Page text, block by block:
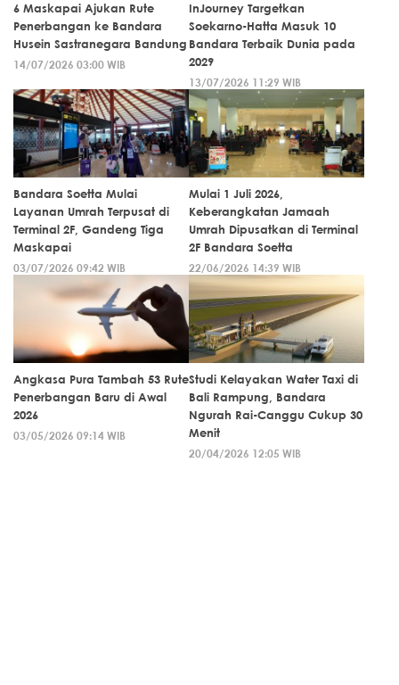
6 Maskapai Ajukan Rute
Penerbangan ke Bandara
Husein Sastranegara Bandung
14/07/2026 03:00 WIB
InJourney Targetkan
Soekarno-Hatta Masuk 10
Bandara Terbaik Dunia pada
2029
13/07/2026 11:29 WIB
Bandara Soetta Mulai
Layanan Umrah Terpusat di
Terminal 2F, Gandeng Tiga
Maskapai
03/07/2026 09:42 WIB
Mulai 1 Juli 2026,
Keberangkatan Jamaah
Umrah Dipusatkan di Terminal
2F Bandara Soetta
22/06/2026 14:39 WIB
Angkasa Pura Tambah 53 Rute
Penerbangan Baru di Awal
2026
03/05/2026 09:14 WIB
Studi Kelayakan Water Taxi di
Bali Rampung, Bandara
Ngurah Rai-Canggu Cukup 30
Menit
20/04/2026 12:05 WIB